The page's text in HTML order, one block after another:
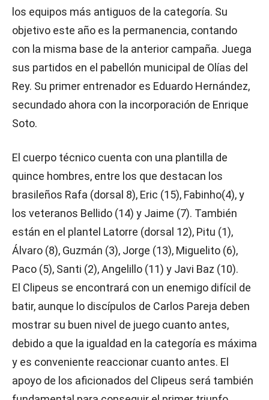
los equipos más antiguos de la categoría. Su
objetivo este año es la permanencia, contando
con la misma base de la anterior campaña. Juega
sus partidos en el pabellón municipal de Olías del
Rey. Su primer entrenador es Eduardo Hernández,
secundado ahora con la incorporación de Enrique
Soto.
El cuerpo técnico cuenta con una plantilla de
quince hombres, entre los que destacan los
brasileños Rafa (dorsal 8), Eric (15), Fabinho(4), y
los veteranos Bellido (14) y Jaime (7). También
están en el plantel Latorre (dorsal 12), Pitu (1),
Álvaro (8), Guzmán (3), Jorge (13), Miguelito (6),
Paco (5), Santi (2), Angelillo (11) y Javi Baz (10).
El Clipeus se encontrará con un enemigo difícil de
batir, aunque lo discípulos de Carlos Pareja deben
mostrar su buen nivel de juego cuanto antes,
debido a que la igualdad en la categoría es máxima
y es conveniente reaccionar cuanto antes. El
apoyo de los aficionados del Clipeus será también